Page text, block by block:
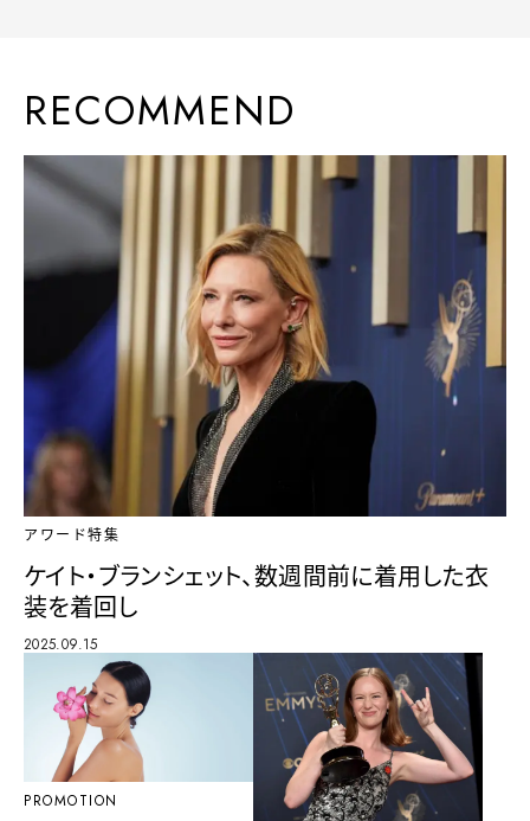
RECOMMEND
アワード特集
ケイト・ブランシェット、数週間前に着用した衣
装を着回し
2025.09.15
PROMOTION